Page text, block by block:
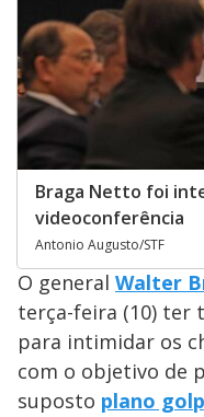
Braga Netto foi
videoconferência
Antonio Augusto/STF
O general Walter
terça-feira (10) ter
para intimidar os
com o objetivo de
suposto plano